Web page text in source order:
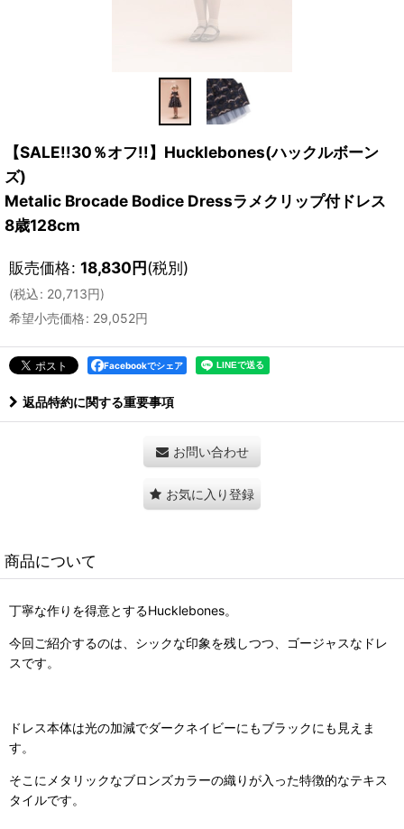
【SALE!!30％オフ!!】Hucklebones(ハックルボーン
ズ)
Metalic Brocade Bodice Dressラメクリップ付ドレス
8歳128cm
販売価格: 18,830円(税別)
(税込: 20,713円)
希望小売価格: 29,052円
Facebookでシェア
返品特約に関する重要事項
お問い合わせ
お気に入り登録
商品について
丁寧な作りを得意とするHucklebones。
今回ご紹介するのは、シックな印象を残しつつ、ゴージャスなドレ
スです。
ドレス本体は光の加減でダークネイビーにもブラックにも見えま
す。
そこにメタリックなブロンズカラーの織りが入った特徴的なテキス
タイルです。